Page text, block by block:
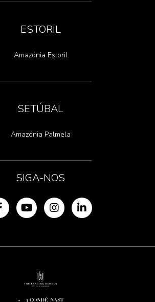
ESTORIL
Amazónia Estoril
SETÚBAL
Amazónia Palmela
SIGA-NOS